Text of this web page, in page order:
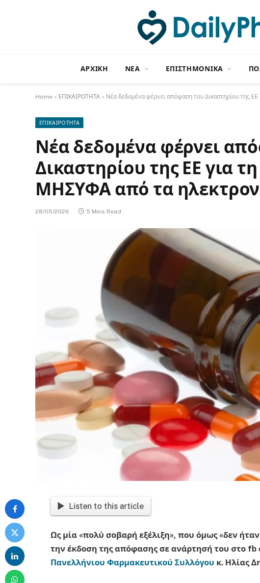
ΑΡΧΙΚΗ NΕΑ ΕΠΙΣΤΗΜΟΝΙΚΑ
Home » ΕΠΙΚΑΙΡΟΤΗΤΑ » Νέα δεδομένα φέρνει απόφαση του Δικαστηρίου της
ΕΠΙΚΑΙΡΟΤΗΤΑ
Νέα δεδομένα φέρνει
Δικαστηρίου της ΕΕ για
ΜΗΣΥΦΑ από τα
28/05/2026 5 Mins Read
Listen to this article
Ως μία «πολύ σοβαρή εξέλιξη», που όμως «δεν
την έκδοση της απόφασης σε ανάρτησή του στο fb
Πανελλήνιου Φαρμακευτικού Συλλόγου κ. Ηλίας